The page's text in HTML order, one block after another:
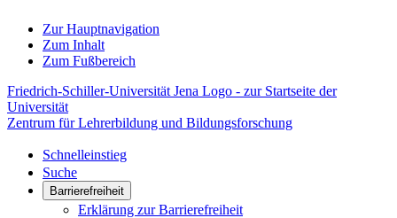
Zur Hauptnavigation
Zum Inhalt
Zum Fußbereich
Friedrich-Schiller-Universität Jena Logo - zur Startseite der
Universität
Zentrum für Lehrerbildung und Bildungsforschung
Schnelleinstieg
Suche
Barrierefreiheit
Erklärung zur Barrierefreiheit